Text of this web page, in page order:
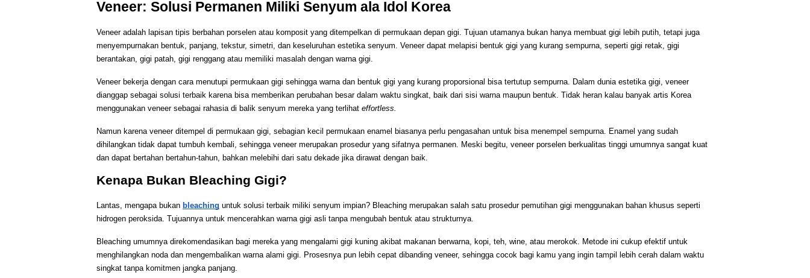
Veneer: Solusi Permanen Miliki Senyum ala Idol Korea
Veneer adalah lapisan tipis berbahan porselen atau komposit yang ditempelkan di permukaan depan gigi. Tujuan utamanya bukan hanya membuat gigi lebih putih, tetapi juga
menyempurnakan bentuk, panjang, tekstur, simetri, dan keseluruhan estetika senyum. Veneer dapat melapisi bentuk gigi yang kurang sempurna, seperti gigi retak, gigi
berantakan, gigi patah, gigi renggang atau memiliki masalah dengan warna gigi.
Veneer bekerja dengan cara menutupi permukaan gigi sehingga warna dan bentuk gigi yang kurang proporsional bisa tertutup sempurna. Dalam dunia estetika gigi, veneer
dianggap sebagai solusi terbaik karena bisa memberikan perubahan besar dalam waktu singkat, baik dari sisi warna maupun bentuk. Tidak heran kalau banyak artis Korea
menggunakan veneer sebagai rahasia di balik senyum mereka yang terlihat effortless.
Namun karena veneer ditempel di permukaan gigi, sebagian kecil permukaan enamel biasanya perlu pengasahan untuk bisa menempel sempurna. Enamel yang sudah
dihilangkan tidak dapat tumbuh kembali, sehingga veneer merupakan prosedur yang sifatnya permanen. Meski begitu, veneer porselen berkualitas tinggi umumnya sangat kuat
dan dapat bertahan bertahun-tahun, bahkan melebihi dari satu dekade jika dirawat dengan baik.
Kenapa Bukan Bleaching Gigi?
Lantas, mengapa bukan bleaching untuk solusi terbaik miliki senyum impian? Bleaching merupakan salah satu prosedur pemutihan gigi menggunakan bahan khusus seperti
hidrogen peroksida. Tujuannya untuk mencerahkan warna gigi asli tanpa mengubah bentuk atau strukturnya.
Bleaching umumnya direkomendasikan bagi mereka yang mengalami gigi kuning akibat makanan berwarna, kopi, teh, wine, atau merokok. Metode ini cukup efektif untuk
menghilangkan noda dan mengembalikan warna alami gigi. Prosesnya pun lebih cepat dibanding veneer, sehingga cocok bagi kamu yang ingin tampil lebih cerah dalam waktu
singkat tanpa komitmen jangka panjang.